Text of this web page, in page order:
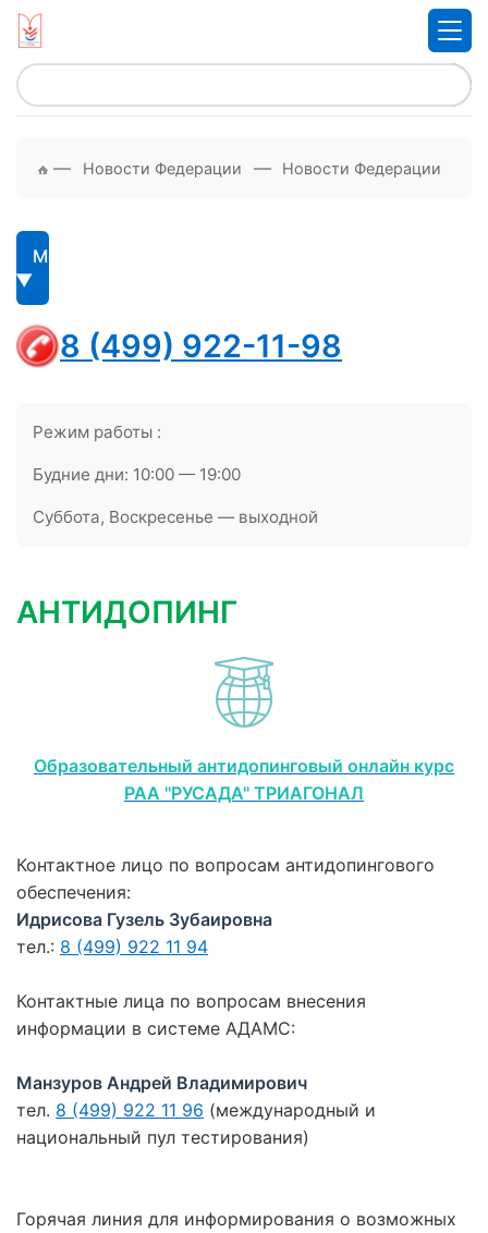
— Новости Федерации — Новости Федерации
Меню
8 (499) 922-11-98
Режим работы :
Будние дни: 10:00 — 19:00
Суббота, Воскресенье — выходной
АНТИДОПИНГ
Образовательный антидопинговый онлайн курс
РАА "РУСАДА" ТРИАГОНАЛ
Контактное лицо по вопросам антидопингового
обеспечения:
Идрисова Гузель Зубаировна
тел.: 8 (499) 922 11 94
Контактные лица по вопросам внесения
информации в системе АДАМС:
Манзуров Андрей Владимирович
тел. 8 (499) 922 11 96 (международный и
национальный пул тестирования)
Горячая линия для информирования о возможных